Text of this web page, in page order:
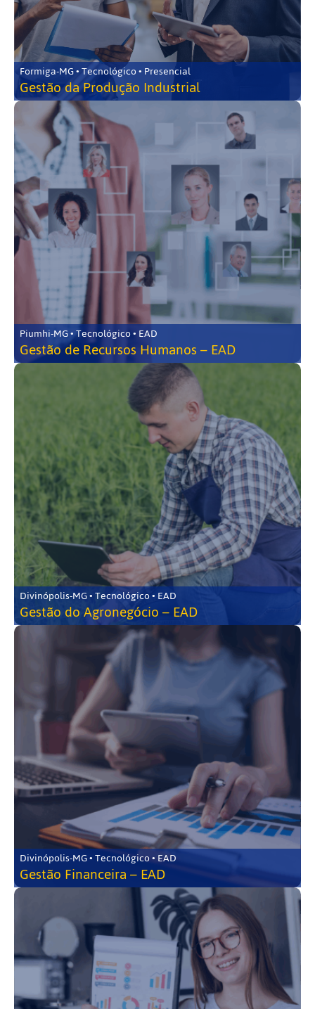
Formiga-MG • Tecnológico • Presencial
Gestão da Produção Industrial
Piumhi-MG • Tecnológico • EAD
Gestão de Recursos Humanos – EAD
Divinópolis-MG • Tecnológico • EAD
Gestão do Agronegócio – EAD
Divinópolis-MG • Tecnológico • EAD
Gestão Financeira – EAD